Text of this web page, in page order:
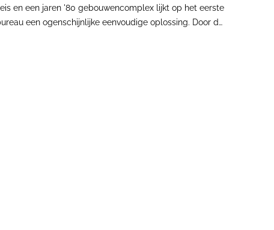
en een jaren '80 gebouwencomplex lijkt op het eerste
een ogenschijnlijke eenvoudige oplossing. Door de